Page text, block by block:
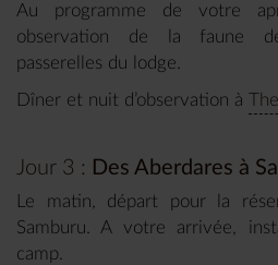
Au programme de votre
observation de la faune
passerelles du lodge.
Dîner et nuit d’observation à
Jour 3 : Des Aberdares à
Le matin, départ pour la
Samburu. A votre arrivée,
camp.